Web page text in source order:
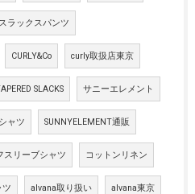
スラックスパンツ
CURLY&Co curly取扱店東京
SLACKS サニーエレメント
ャツ SUNNYELEMENT通販
スリーブシャツ コットンリネン
ツ alvana取り扱い alvana東京